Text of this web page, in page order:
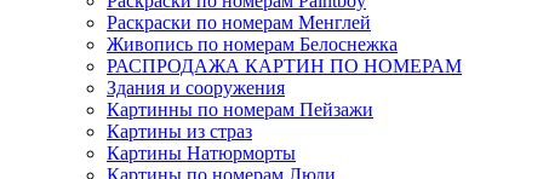
Раскраски по номерам Менглей
Живопись по номерам Белоснежка
РАСПРОДАЖА КАРТИН ПО НОМЕРАМ
Здания и сооружения
Картинны по номерам Пейзажи
Картины из страз
Картины Натюрморты
Картины по номерам Люди